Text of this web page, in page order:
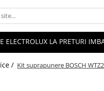
ELECTROLUX LA PRETURI
/ Kit suprapunere BOSCH